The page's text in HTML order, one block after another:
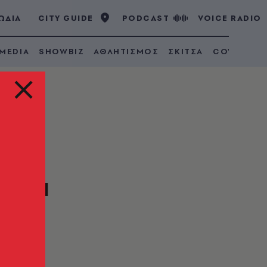
CITY GUIDE PODCAST VOICE RADIO
SHOWBIZ ΑΘΛΗΤΙΣΜΟΣ ΣΚΙΤΣΑ COVID 19
οι